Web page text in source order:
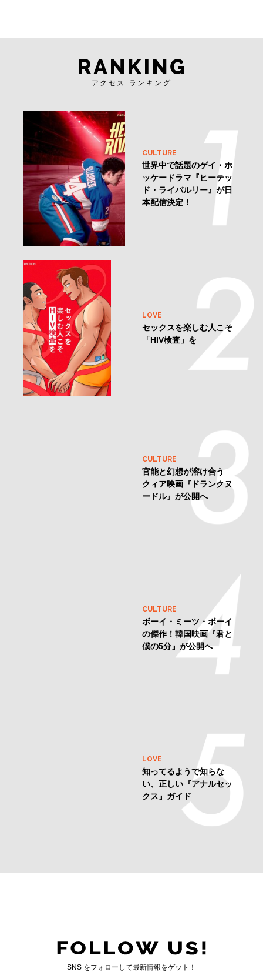
アクセス ランキング
CULTURE
世界中で話題のゲイ・ホ
ッケードラマ『ヒーテッ
ド・ライバルリー』が日
本配信決定！
LOVE
セックスを楽しむ人こそ
「HIV検査」を
CULTURE
官能と幻想が溶け合う──
クィア映画『ドランクヌ
ードル』が公開へ
CULTURE
ボーイ・ミーツ・ボーイ
の傑作！韓国映画『君と
僕の5分』が公開へ
い、正しい『アナルセッ